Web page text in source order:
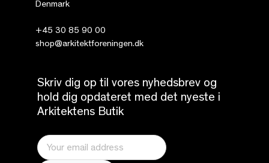
Denmark
+45 30 85 90 00
shop@arkitektforeningen.dk
Skriv dig op til vores nyhedsbrev og
hold dig opdateret med det nyeste i
Arkitektens Butik